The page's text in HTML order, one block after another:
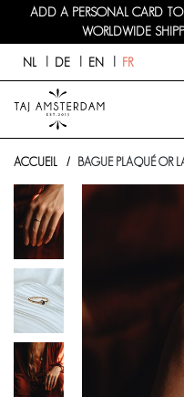
ADD A PERSONAL CARD
WORLDWIDE
NL DE EN FR
ACCUEIL BAGUE PLAQUÉ OR